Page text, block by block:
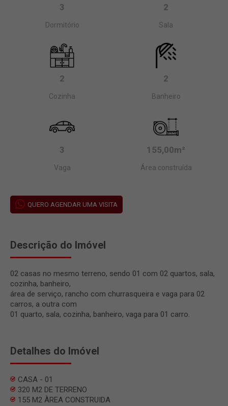
3
Dormitório
2
Sala
2
Cozinha
2
Banheiro
3
Vaga
155,00m²
Área construída
QUERO AGENDAR UMA VISITA
Descrição do Imóvel
02 casas no mesmo terreno, sendo 01 com 02 quartos, sala,
cozinha, banheiro,
área de serviço, rancho com churrasqueira e vaga para 02
carros, a outra com
01 quarto, sala, cozinha, banheiro, vaga para 01 carro.
Detalhes do Imóvel
CASA - 01
320 M2 DE TERRENO
155 M2 ÀREA CONSTRUIDA